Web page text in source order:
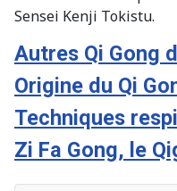
Sensei Kenji Tokistu.
Autres Qi Gong
Origine du Qi
Techniques
Zi Fa Gong, le